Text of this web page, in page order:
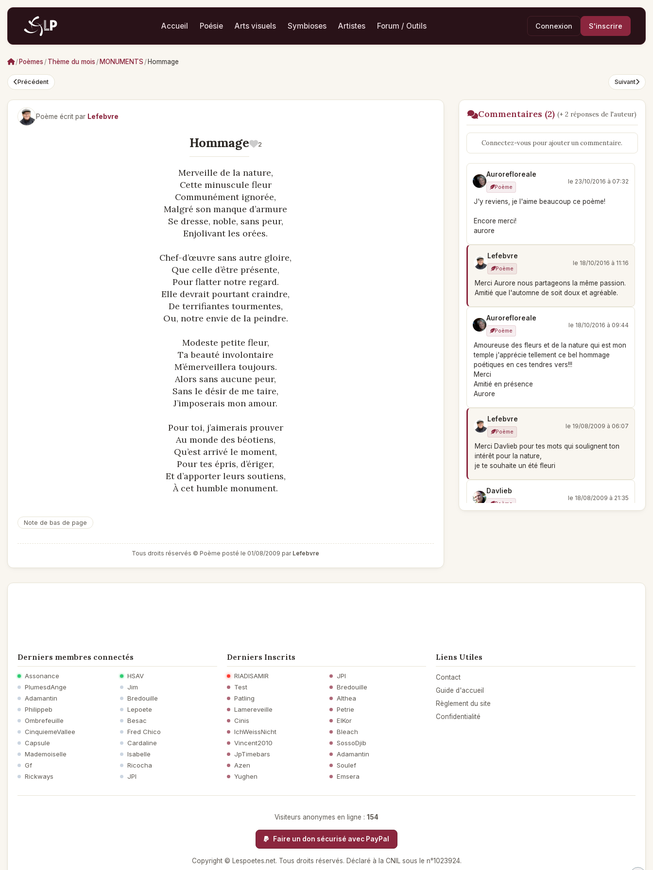
Accueil Poésie Arts visuels Symbioses Artistes Forum / Outils Connexion S'inscrire
/ Poèmes /Thème du mois / MONUMENTS / Hommage
Précédent Suivant
Poème écrit par Lefebvre
Hommage 2
Merveille de la nature,
Cette minuscule fleur
Communément ignorée,
Malgré son manque d’armure
Se dresse, noble, sans peur,
Enjolivant les orées.
Chef-d’œuvre sans autre gloire,
Que celle d’être présente,
Pour flatter notre regard.
Elle devrait pourtant craindre,
De terrifiantes tourmentes,
Ou, notre envie de la peindre.
Modeste petite fleur,
Ta beauté involontaire
M’émerveillera toujours.
Alors sans aucune peur,
Sans le désir de me taire,
J’imposerais mon amour.
Pour toi, j’aimerais prouver
Au monde des béotiens,
Qu’est arrivé le moment,
Pour tes épris, d’ériger,
Et d’apporter leurs soutiens,
À cet humble monument.
Note de bas de page
Tous droits réservés © Poème posté le 01/08/2009 par Lefebvre
Commentaires (2) (+ 2 réponses de l'auteur)
Connectez-vous pour ajouter un commentaire.
Aurorefloreale
Poème
le 23/10/2016 à 07:32
J'y reviens, je l'aime beaucoup ce poème!
Encore merci!
aurore
Lefebvre
Poème
le 18/10/2016 à 11:16
Merci Aurore nous partageons la même passion.
Amitié que l'automne de soit doux et agréable.
Aurorefloreale
Poème
le 18/10/2016 à 09:44
Amoureuse des fleurs et de la nature qui est mon
temple j'apprécie tellement ce bel hommage
poétiques en ces tendres vers!!!
Merci
Amitié en présence
Aurore
Lefebvre
Poème
le 19/08/2009 à 06:07
Merci Davlieb pour tes mots qui soulignent ton
intérêt pour la nature,
je te souhaite un été fleuri
Davlieb
Poème
le 18/08/2009 à 21:35
Derniers membres connectés
Assonance
HSAV
PlumesdAnge
Jim
Adamantin
Bredouille
Philippeb
Lepoete
Ombrefeuille
Besac
CinquiemeVallee
Fred Chico
Capsule
Cardaline
Mademoiselle
Isabelle
Gf
Ricocha
Rickways
JPI
Derniers Inscrits
RIADISAMIR
JPI
Test
Bredouille
Patling
Althea
Lamereveille
Petrie
Cinis
ElKor
IchWeissNicht
Bleach
Vincent2010
SossoDjib
JpTimebars
Adamantin
Azen
Soulef
Yughen
Emsera
Liens Utiles
Contact
Guide d'accueil
Règlement du site
Confidentialité
Visiteurs anonymes en ligne : 154
Faire un don sécurisé avec PayPal
Copyright © Lespoetes.net. Tous droits réservés. Déclaré à la CNIL sous le n°1023924.